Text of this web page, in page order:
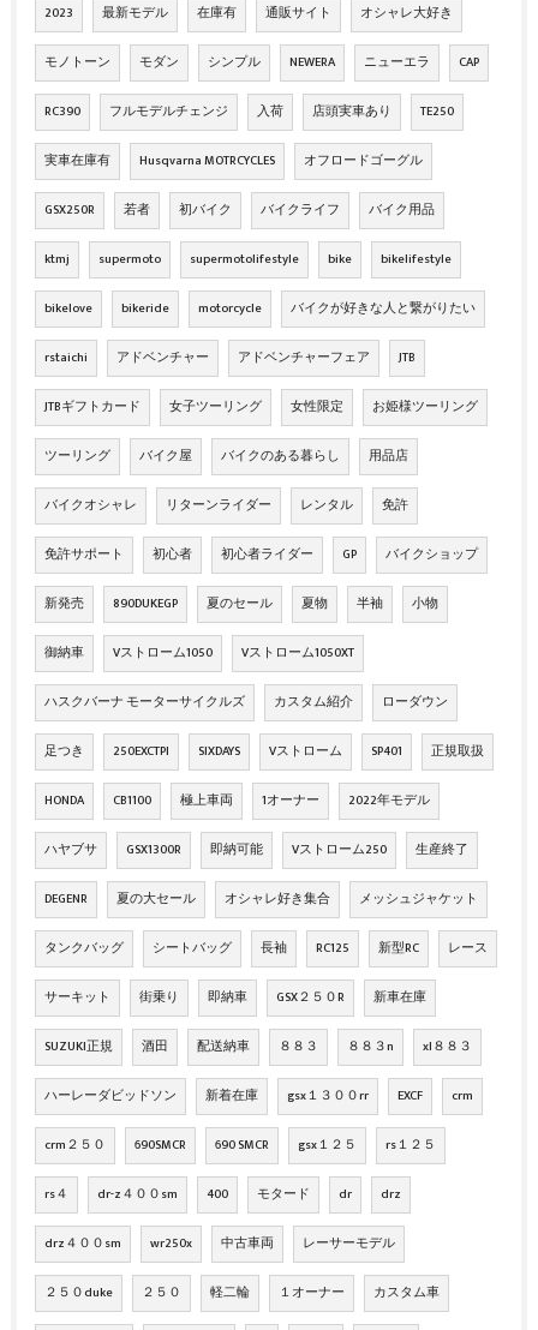
2023 最新モデル 在庫有 通販サイト オシャレ大好き
モノトーン モダン シンプル NEWERA ニューエラ CAP
RC390 フルモデルチェンジ 入荷 店頭実車あり TE250
実車在庫有 Husqvarna MOTRCYCLES オフロードゴーグル
GSX250R 若者 初バイク バイクライフ バイク用品
ktmj supermoto supermotolifestyle bike bikelifestyle
bikelove bikeride motorcycle バイクが好きな人と繋がりたい
rstaichi アドベンチャー アドベンチャーフェア JTB
JTBギフトカード 女子ツーリング 女性限定 お姫様ツーリング
ツーリング バイク屋 バイクのある暮らし 用品店
バイクオシャレ リターンライダー レンタル 免許
免許サポート 初心者 初心者ライダー GP バイクショップ
新発売 890DUKEGP 夏のセール 夏物 半袖 小物
御納車 Vストローム1050 Vストローム1050XT
ハスクバーナ モーターサイクルズ カスタム紹介 ローダウン
足つき 250EXCTPI SIXDAYS Vストローム SP401 正規取扱
HONDA CB1100 極上車両 1オーナー 2022年モデル
ハヤブサ GSX1300R 即納可能 Vストローム250 生産終了
DEGENR 夏の大セール オシャレ好き集合 メッシュジャケット
タンクバッグ シートバッグ 長袖 RC125 新型RC レース
サーキット 街乗り 即納車 GSX２５０R 新車在庫
SUZUKI正規 酒田 配送納車 ８８３ ８８３n xl８８３
ハーレーダビッドソン 新着在庫 gsx１３００rr EXCF crm
crm２５０ 690SMCR 690 SMCR gsx１２５ rs１２５
rs４ dr-z４００sm 400 モタード dr drz
drz４００sm wr250x 中古車両 レーサーモデル
２５０duke ２５０ 軽二輪 １オーナー カスタム車